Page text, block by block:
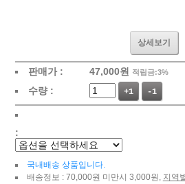
상세보기
판매가 : 47,000원 적립금:3%
수량 : +1 -1
:
국내배송 상품입니다.
배송정보 : 70,000원 미만시 3,000원, 지역